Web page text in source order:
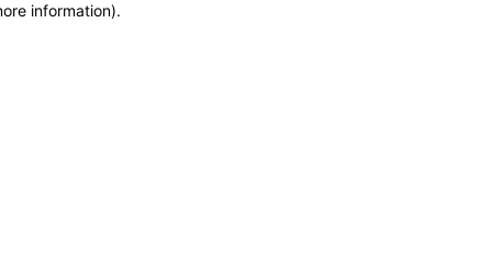
information).